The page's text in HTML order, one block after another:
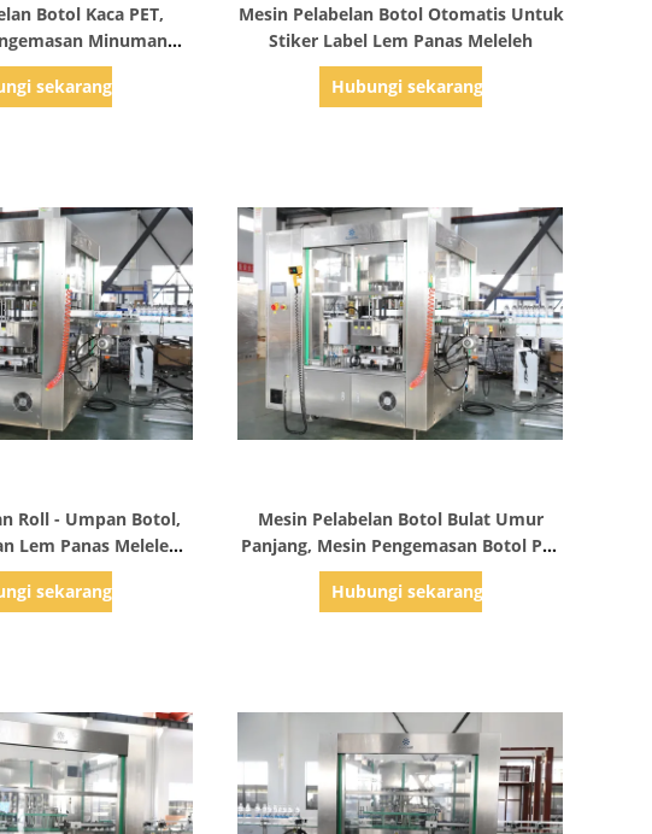
Botol Kaca PET,
Minuman
Tinggi
sekarang
Mesin Pelabelan Botol Otomatis Untuk
Stiker Label Lem Panas Meleleh
Hubungi sekarang
Roll - Umpan Botol,
Lem Panas Meleleh
BOPP Film
sekarang
Mesin Pelabelan Botol Bulat Umur
Panjang, Mesin Pengemasan Botol PET
Botol Kaca
Hubungi sekarang